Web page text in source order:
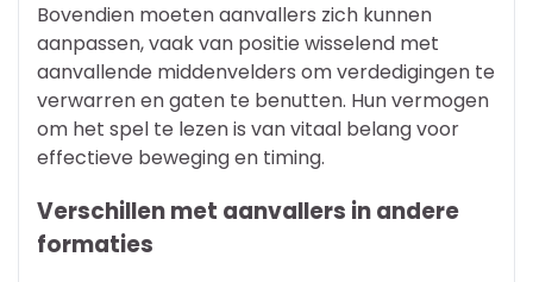
Bovendien moeten aanvallers zich kunnen
aanpassen, vaak van positie wisselend met
aanvallende middenvelders om verdedigingen te
verwarren en gaten te benutten. Hun vermogen
om het spel te lezen is van vitaal belang voor
effectieve beweging en timing.
Verschillen met aanvallers in andere
formaties